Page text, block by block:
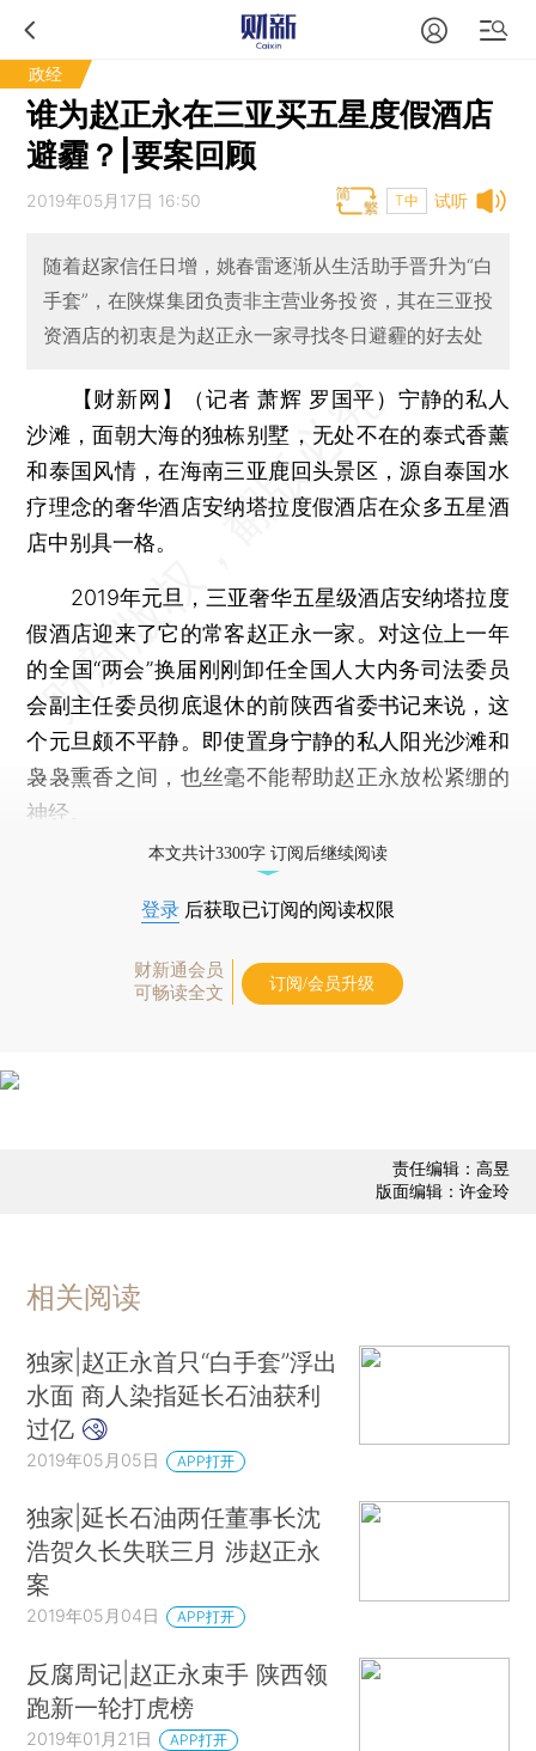
政经
谁为赵正永在三亚买五星度假酒店
避霾？|要案回顾
试听
2019年05月17日 16:50 T中
随着赵家信任日增，姚春雷逐渐从生活助手晋升为“白
手套”，在陕煤集团负责非主营业务投资，其在三亚投
资酒店的初衷是为赵正永一家寻找冬日避霾的好去处
【财新网】（记者 萧辉 罗国平） 宁静的私人
沙滩，面朝大海的独栋别墅，无处不在的泰式香薰
和泰国风情，在海南三亚鹿回头景区，源自泰国水
疗理念的奢华酒店安纳塔拉度假酒店在众多五星酒
店中别具一格。
2019年元旦，三亚奢华五星级酒店安纳塔拉度
假酒店迎来了它的常客赵正永一家。对这位上一年
的全国“两会”换届刚刚卸任全国人大内务司法委员
会副主任委员彻底退休的前陕西省委书记来说，这
个元旦颇不平静。即使置身宁静的私人阳光沙滩和
袅袅熏香之间，也丝毫不能帮助赵正永放松紧绷的
神经。
本文共计3300字 订阅后继续阅读
登录 后获取已订阅的阅读权限
财新通会员
可畅读全文
订阅/会员升级
责任编辑：高昱
版面编辑：许金玲
相关阅读
独家|赵正永首只“白手套”浮出
水面 商人染指延长石油获利
过亿
2019年05月05日 APP打开
独家|延长石油两任董事长沈
浩贺久长失联三月 涉赵正永
案
2019年05月04日 APP打开
反腐周记|赵正永束手 陕西领
跑新一轮打虎榜
2019年01月21日 APP打开